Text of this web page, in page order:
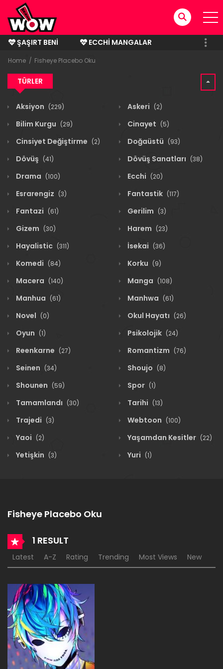
ŞAŞIRT BENI
ECCHI MANGALAR
BITMIŞ MANGALAR
Home Fisheye Placebo Oku
TÜRLER
Aksiyon (229) Askeri (2)
Bilim Kurgu (29) Cinayet (5)
Cinsiyet Değiştirme (2) Doğaüstü (93)
Dövüş (41) Dövüş Sanatları (38)
Drama (100) Ecchi (20)
Esrarengiz (3) Fantastik (117)
Fantazi (61) Gerilim (3)
Gizem (30) Harem (23)
Hayalistic (311) İsekai (36)
Komedi (84) Korku (9)
Macera (140) Manga (108)
Manhua (61) Manhwa (61)
Novel (0) Okul Hayatı (26)
Oyun (1) Psikolojik (24)
Reenkarne (27) Romantizm (76)
Seinen (34) Shoujo (8)
Shounen (59) Spor (1)
Tamamlandı (30) Tarihi (13)
Trajedi (3) Webtoon (100)
Yaoi (2) Yaşamdan Kesitler (22)
Yetişkin (3) Yuri (1)
Fisheye Placebo Oku
1 RESULT
Latest A-Z Rating Trending Most Views New